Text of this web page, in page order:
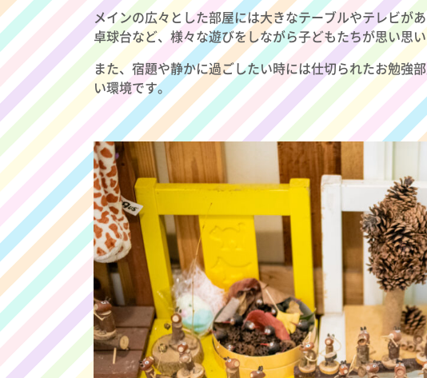
メインの広々とした部屋には大きなテーブルやテレビが
卓球台など、様々な遊びをしながら子どもたちが思い思
また、宿題や静かに過ごしたい時には仕切られたお勉強
い環境です。